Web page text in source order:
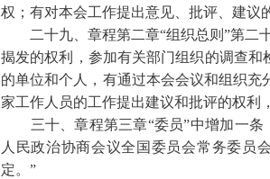
权；有对本会工作提出意见、批评、建议
二十九、章程第二章“组织总则”第二十
揭发的权利，参加有关部门组织的调查
的单位和个人，有通过本会会议和组织
家工作人员的工作提出建议和批评的权利
三十、章程第三章“委员”中增加一条
人民政治协商会议全国委员会常务委员
定。”